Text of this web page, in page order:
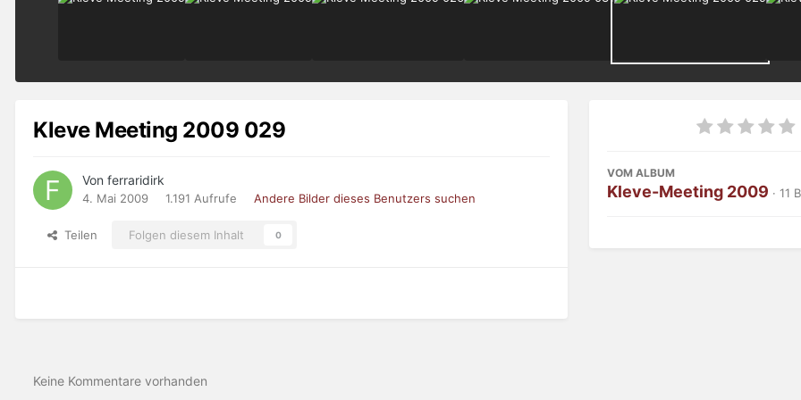
Kleve Meeting 2009 029
Von ferraridirk
4. Mai 2009 1.191 Aufrufe Andere Bilder dieses Benutzers suchen
Teilen Folgen diesem Inhalt 0
VOM ALBUM
Kleve-Meeting 2009 · 11
Keine Kommentare vorhanden